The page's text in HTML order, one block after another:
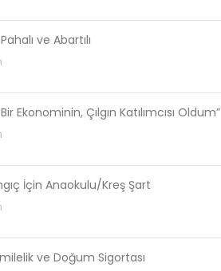
ve Abartılı
Ekonominin, Çılgın Katılımcısı Oldum”
İçin Anaokulu/Kreş Şart
ve Doğum Sigortası